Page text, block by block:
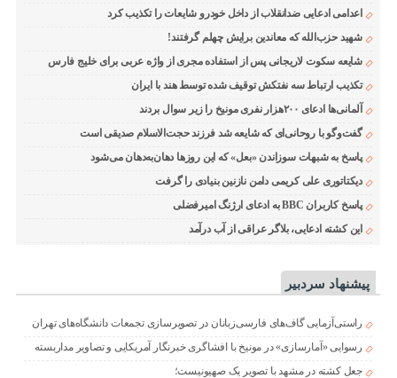
اعدامی ادعایی ضدانقلاب از داخل خودرو شایعات را تکذیب کرد
شهید حزب‌الله که معاندین برایش چهلم گرفتند!
شایعه سکوت لاریجانی پس از استفاده مجری از واژه عربی برای خلیج فارس
تکذیب ارتباط سه نفتکش توقیف شده توسط هند با ایران
آلمانی‌ها ادعای ۲۰۰هزار نفری مونیخ را زیر سوال بردند
گفت‌وگو با روحانی‌ای که شایعه شد فرزند حجت‌الاسلام صدیقی است
پاسخ به شبهات سوزاندن «بعل» که این روزها دهان‌به‌دهان می‌شود
دیکتاتوری علی کریمی دامن نازنین بنیادی را گرفت
پاسخ کاربران BBC به ادعای ارژنگ امیرفضلی
این کشته ادعایی، بلاگر عراقی از آب درآمد
پیشنهاد سردبیر
راستی‌آزمایی گاف‌های فارسی‌زبانان در تصویرسازی تجمعات دانشگاه‌های تهران
رسوایی «آمارسازی» در مونیخ با افشاگری خبرنگار آمریکایی و تصاویر مداربسته
جعل کشته در مشهد با تصویر یک صهیونیست؛